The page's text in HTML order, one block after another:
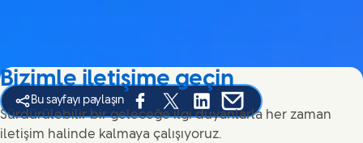
Bu sayfayı paylaşın
Share this page on Facebook
Share this page on X
Share this page on Linked In
Share this page on E-
Bizimle iletişime geçin
Sürdürülebilir bir geleceğe ilgi duyanlarla her zaman
iletişim halinde kalmaya çalışıyoruz.